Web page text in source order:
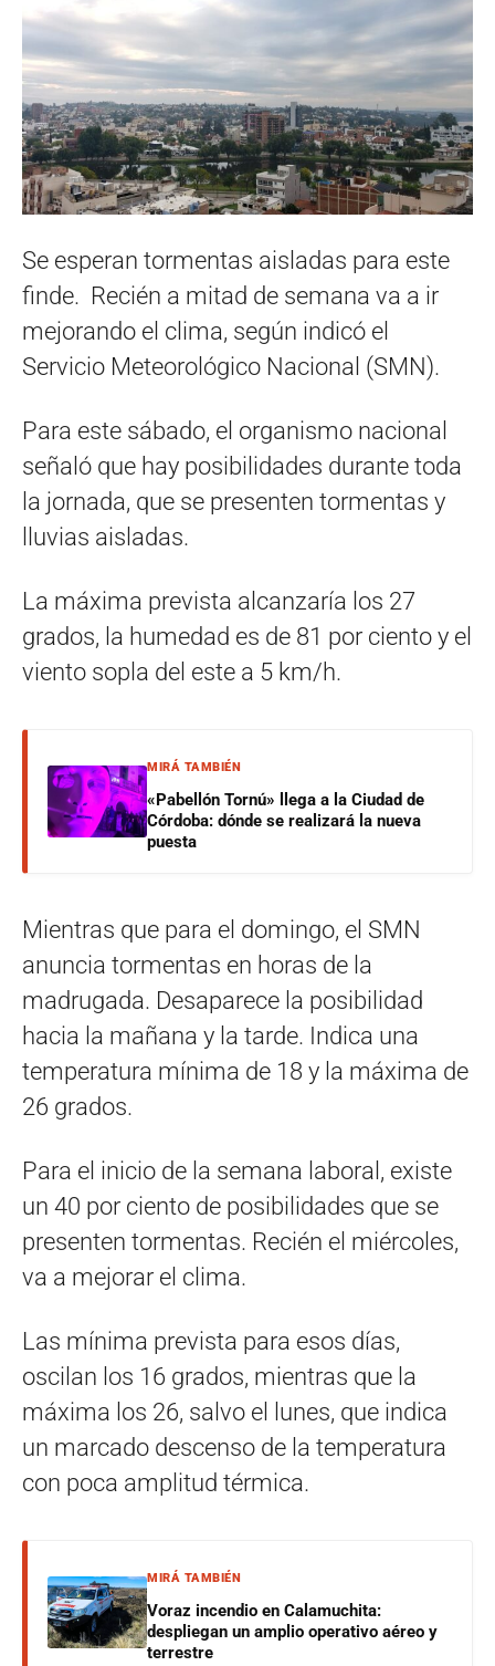
Se esperan tormentas aisladas para este
finde. Recién a mitad de semana va a ir
mejorando el clima, según indicó el
Servicio Meteorológico Nacional (SMN).
Para este sábado, el organismo nacional
señaló que hay posibilidades durante toda
la jornada, que se presenten tormentas y
lluvias aisladas.
La máxima prevista alcanzaría los 27
grados, la humedad es de 81 por ciento y el
viento sopla del este a 5 km/h.
MIRÁ TAMBIÉN
«Pabellón Tornú» llega a la Ciudad de
Córdoba: dónde se realizará la nueva
puesta
Mientras que para el domingo, el SMN
anuncia tormentas en horas de la
madrugada. Desaparece la posibilidad
hacia la mañana y la tarde. Indica una
temperatura mínima de 18 y la máxima de
26 grados.
Para el inicio de la semana laboral, existe
un 40 por ciento de posibilidades que se
presenten tormentas. Recién el miércoles,
va a mejorar el clima.
Las mínima prevista para esos días,
oscilan los 16 grados, mientras que la
máxima los 26, salvo el lunes, que indica
un marcado descenso de la temperatura
con poca amplitud térmica.
MIRÁ TAMBIÉN
Voraz incendio en Calamuchita:
despliegan un amplio operativo aéreo y
terrestre